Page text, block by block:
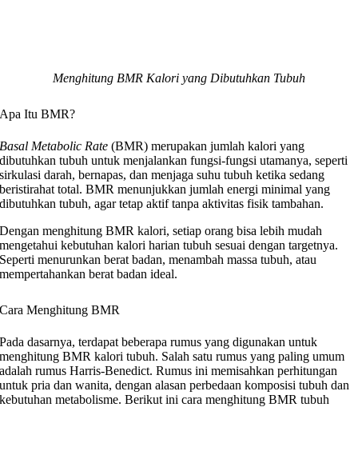
Menghitung BMR Kalori yang Dibutuhkan Tubuh
Apa Itu BMR?
Basal Metabolic Rate (BMR) merupakan jumlah kalori yang
dibutuhkan tubuh untuk menjalankan fungsi-fungsi utamanya, seperti
sirkulasi darah, bernapas, dan menjaga suhu tubuh ketika sedang
beristirahat total. BMR menunjukkan jumlah energi minimal yang
dibutuhkan tubuh, agar tetap aktif tanpa aktivitas fisik tambahan.
Dengan menghitung BMR kalori, setiap orang bisa lebih mudah
mengetahui kebutuhan kalori harian tubuh sesuai dengan targetnya.
Seperti menurunkan berat badan, menambah massa tubuh, atau
mempertahankan berat badan ideal.
Cara Menghitung BMR
Pada dasarnya, terdapat beberapa rumus yang digunakan untuk
menghitung BMR kalori tubuh. Salah satu rumus yang paling umum
adalah rumus Harris-Benedict. Rumus ini memisahkan perhitungan
untuk pria dan wanita, dengan alasan perbedaan komposisi tubuh dan
kebutuhan metabolisme. Berikut ini cara menghitung BMR tubuh